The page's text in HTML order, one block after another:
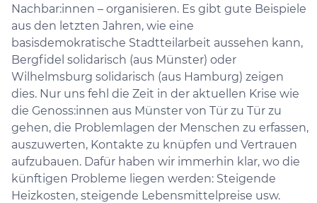
Nachbar:innen – organisieren. Es gibt gute Beispiele
aus den letzten Jahren, wie eine
basisdemokratische Stadtteilarbeit aussehen kann,
Bergfidel solidarisch (aus Münster) oder
Wilhelmsburg solidarisch (aus Hamburg) zeigen
dies. Nur uns fehl die Zeit in der aktuellen Krise wie
die Genoss:innen aus Münster von Tür zu Tür zu
gehen, die Problemlagen der Menschen zu erfassen,
auszuwerten, Kontakte zu knüpfen und Vertrauen
aufzubauen. Dafür haben wir immerhin klar, wo die
künftigen Probleme liegen werden: Steigende
Heizkosten, steigende Lebensmittelpreise usw.